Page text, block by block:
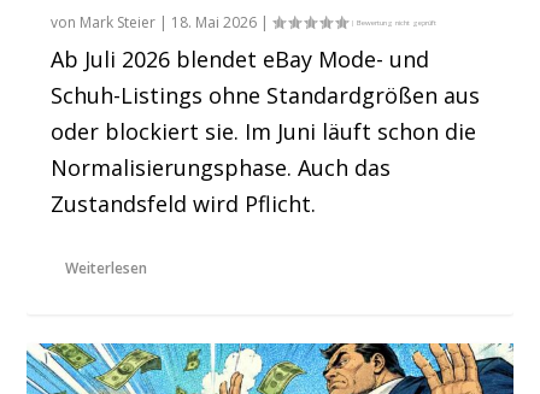
von Mark Steier | 18. Mai 2026 |
Ab Juli 2026 blendet eBay Mode- und
Schuh-Listings ohne Standardgrößen aus
oder blockiert sie. Im Juni läuft schon die
Normalisierungsphase. Auch das
Zustandsfeld wird Pflicht.
Weiterlesen